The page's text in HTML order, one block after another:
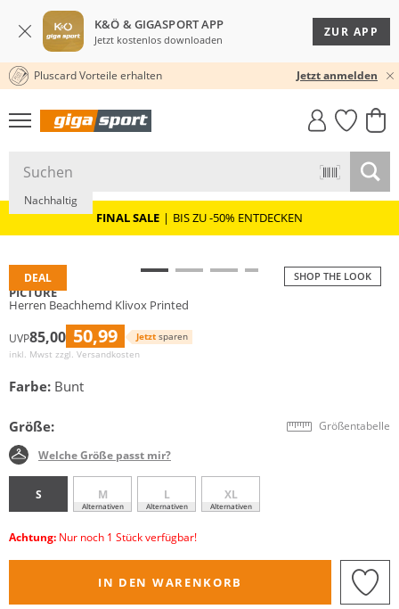
K&Ö & GIGASPORT APP
Jetzt kostenlos downloaden
ZUR APP
30 TAGE RÜCKGABERECHT
Pluscard Vorteile erhalten Jetzt anmelden
GIGASTYLE
FAHRRAD­
MUST-HAVE
FINAL SALE | BIS ZU -50% ENTDECKEN
SHOP THE LOOK
DEAL
Nachhaltig
PICTURE
Herren Beachhemd Klivox Printed
UVP85,00 50,99 Jetzt sparen
inkl. Mwst zzgl. Versandkosten
Farbe: Bunt
Größe: Größentabelle
Welche Größe passt mir?
S M
Alternativen
L
Alternativen
XL
Alternativen
Achtung: Nur noch 1 Stück verfügbar!
IN DEN WARENKORB